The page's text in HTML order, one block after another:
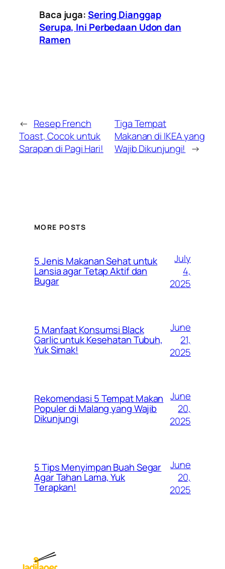
Baca juga:Sering Dianggap
Serupa, Ini Perbedaan Udon dan
Ramen
← Resep French
Toast, Cocok untuk
Sarapan di Pagi Hari!
Tiga Tempat
Makanan di IKEA yang
Wajib Dikunjungi! →
MORE POSTS
5 Jenis Makanan Sehat untuk
Lansia agar Tetap Aktif dan
Bugar
July
4,
2025
5 Manfaat Konsumsi Black
Garlic untuk Kesehatan Tubuh,
Yuk Simak!
June
21,
2025
Rekomendasi 5 Tempat Makan
Populer di Malang yang Wajib
Dikunjungi
June
20,
2025
5 Tips Menyimpan Buah Segar
Agar Tahan Lama, Yuk
Terapkan!
June
20,
2025